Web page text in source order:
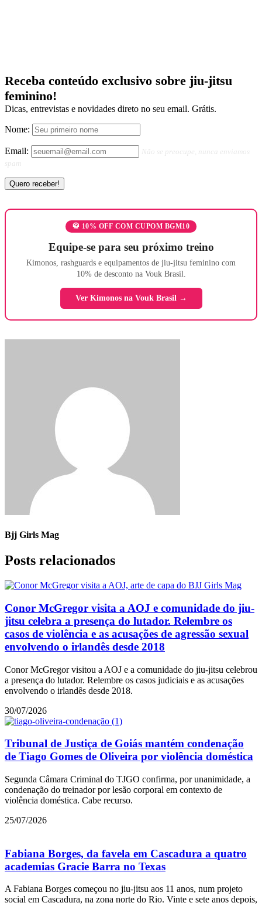
Receba conteúdo exclusivo sobre jiu-jitsu
feminino!
Dicas, entrevistas e novidades direto no seu email. Grátis.
Nome:
Email:
Não se preocupe, nunca enviamos
spam
🥋 10% OFF COM CUPOM BGM10
Equipe-se para seu próximo treino
Kimonos, rashguards e equipamentos de jiu-jitsu feminino com
10% de desconto na Vouk Brasil.
Ver Kimonos na Vouk Brasil →
Bjj Girls Mag
Posts relacionados
Conor McGregor visita a AOJ e comunidade do jiu-
jitsu celebra a presença do lutador. Relembre os
casos de violência e as acusações de agressão sexual
envolvendo o irlandês desde 2018
Conor McGregor visitou a AOJ e a comunidade do jiu-jitsu celebrou
a presença do lutador. Relembre os casos judiciais e as acusações
envolvendo o irlandês desde 2018.
30/07/2026
Tribunal de Justiça de Goiás mantém condenação
de Tiago Gomes de Oliveira por violência doméstica
Segunda Câmara Criminal do TJGO confirma, por unanimidade, a
condenação do treinador por lesão corporal em contexto de
violência doméstica. Cabe recurso.
25/07/2026
Fabiana Borges, da favela em Cascadura a quatro
academias Gracie Barra no Texas
A Fabiana Borges começou no jiu-jitsu aos 11 anos, num projeto
social em Cascadura, na zona norte do Rio. Vinte e sete anos depois,